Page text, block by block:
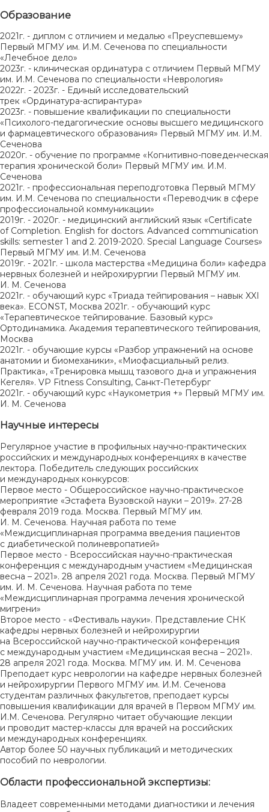
Образование
2021г. - диплом с отличием и медалью «Преуспевшему»
Первый МГМУ им. И.М. Сеченова по специальности
«Лечебное дело»
2023г. - клиническая ординатура с отличием Первый МГМУ
им. И.М. Сеченова по специальности «Неврология»
2022г. - 2023г. - Единый исследовательский
трек «Ординатура-аспирантура»
2023г. - повышение квалификации по специальности
«Психолого-педагогические основы высшего медицинского
и фармацевтического образования» Первый МГМУ им. И.М.
Сеченова
2020г. - обучение по программе «Когнитивно-поведенческая
терапия хронической боли» Первый МГМУ им. И.М.
Сеченова
2021г. - профессиональная переподготовка Первый МГМУ
им. И.М. Сеченова по специальности «Переводчик в сфере
профессиональной коммуникации»
2019г. - 2020г. - медицинский английский язык «Certificate
of Completion. English for doctors. Advanced communication
skills: semester 1 and 2. 2019-2020. Special Language Courses»
Первый МГМУ им. И.М. Сеченова
2019г. - 2021г. - школа мастерства «Медицина боли» кафедра
нервных болезней и нейрохирургии Первый МГМУ им.
И. М. Сеченова
2021г. - обучающий курс «Триада тейпирования – навык XXI
века». ECONST, Москва 2021г. - обучающий курс
«Терапевтическое тейпирование. Базовый курс»
Ортодинамика. Академия терапевтического тейпирования,
Москва
2021г. - обучающие курсы «Разбор упражнений на основе
анатомии и биомеханики», «Миофасциальный релиз.
Практика», «Тренировка мышц тазового дна и упражнения
Кегеля». VP Fitness Consulting, Санкт-Петербург
2021г. - обучающий курс «Наукометрия +» Первый МГМУ им.
И. М. Сеченова
Научные интересы
Регулярное участие в профильных научно-практических
российских и международных конференциях в качестве
лектора. Победитель следующих российских
и международных конкурсов:
Первое место - Общероссийское научно-практическое
мероприятие «Эстафета Вузовской науки – 2019». 27-28
февраля 2019 года. Москва. Первый МГМУ им.
И. М. Сеченова. Научная работа по теме
«Междисциплинарная программа введения пациентов
с диабетической полиневропатией»
Первое место - Всероссийская научно-практическая
конференция с международным участием «Медицинская
весна – 2021». 28 апреля 2021 года. Москва. Первый МГМУ
им. И. М. Сеченова. Научная работа по теме
«Междисциплинарная программа лечения хронической
мигрени»
Второе место - «Фестиваль науки». Представление СНК
кафедры нервных болезней и нейрохирургии
на Всероссийской научно-практической конференция
с международным участием «Медицинская весна – 2021».
28 апреля 2021 года. Москва. МГМУ им. И. М. Сеченова
Преподает курс неврологии на кафедре нервных болезней
и нейрохирургии Первого МГМУ им. И.М. Сеченова
студентам различных факультетов, преподает курсы
повышения квалификации для врачей в Первом МГМУ им.
И.М. Сеченова. Регулярно читает обучающие лекции
и проводит мастер-классы для врачей на российских
и международных конференциях.
Автор более 50 научных публикаций и методических
пособий по неврологии.
Области профессиональной экспертизы:
Владеет современными методами диагностики и лечения